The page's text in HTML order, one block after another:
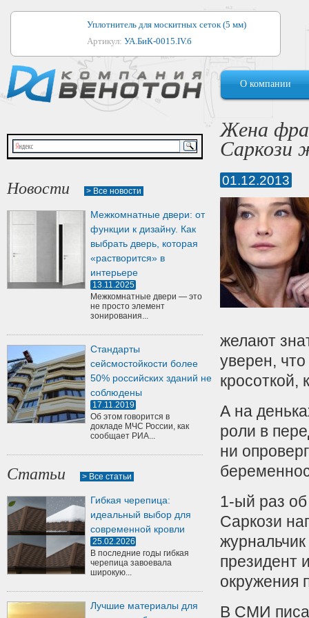
Уплотнитель для москитных сеток (5 мм)
Артикул: УА.БиК-0015.IV.б
Уплотнитель для алюминиевых окон
Артикул:1044
Уплотнитель для деревянных окон
Артикул:УМ.БиК-0062.IV.б
Уплотнитель лоджиевый для (4, 5, 6 мм)
Уплотнитель для деревянных дверей
Артикул:
О компании
Новости > Все новости
Межкомнатные двери: от
функции к дизайну. Как
выбрать дверь, которая
«растворится» в
интерьере
13.11.2025
Межкомнатные двери — это
не просто элемент
зонирования...
Стандарты
сейсмостойкости более
50% российских зданий не
соблюдены
17.11.2019
Об этом говорится в
докладе МЧС России, как
сообщает РИА...
Статьи > Все статьи
Гибкая черепица:
идеальный выбор для
современной кровли
25.02.2026
В последние годы гибкая
черепица завоевала
широкую...
Лучшие материалы для
Жена
Саркози
01.12.2013
желают
уверен,
кросоткой,
А на
роли в
ни
1-ый раз
Саркози
президент
окружения
В СМИ